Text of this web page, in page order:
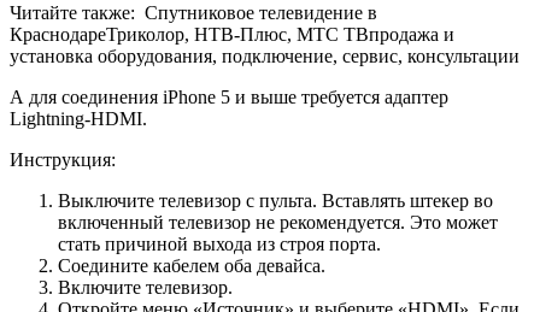
Читайте также: Спутниковое телевидение в
КраснодареТриколор, НТВ-Плюс, МТС ТВпродажа и
установка оборудования, подключение, сервис, консультации
А для соединения iPhone 5 и выше требуется адаптер
Lightning-HDMI.
Инструкция:
Выключите телевизор с пульта. Вставлять штекер во
включенный телевизор не рекомендуется. Это может
стать причиной выхода из строя порта.
Соедините кабелем оба девайса.
Включите телевизор.